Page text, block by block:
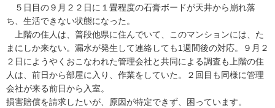
５日目の９月２２日に１畳程度の石膏ボードが天井から崩れ落
ち、生活できない状態になった。
上階の住人は、普段他県に住んでいて、このマンションには、た
まにしか来ない。漏水が発生して連絡しても1週間後の対応。９月２
２日にようやくおこなわれた管理会社と共同による調査も上階の住
人は、前日から部屋に入り、作業をしていた。２回目も同様に管理
会社が来る前日から入室。
損害賠償を請求したいが、原因が特定できず、困っています。